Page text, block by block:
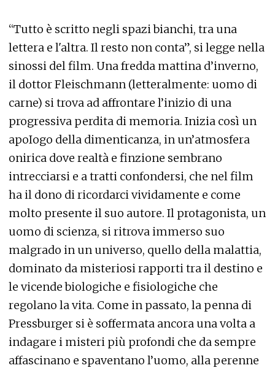
“Tutto è scritto negli spazi bianchi, tra una
lettera e l'altra. Il resto non conta”, si legge nella
sinossi del film. Una fredda mattina d’inverno,
il dottor Fleischmann (letteralmente: uomo di
carne) si trova ad affrontare l’inizio di una
progressiva perdita di memoria. Inizia così un
apoIogo della dimenticanza, in un’atmosfera
onirica dove realtà e finzione sembrano
intrecciarsi e a tratti confondersi, che nel film
ha il dono di ricordarci vividamente e come
molto presente il suo autore. Il protagonista, un
uomo di scienza, si ritrova immerso suo
malgrado in un universo, quello della malattia,
dominato da misteriosi rapporti tra il destino e
le vicende biologiche e fisiologiche che
regolano la vita. Come in passato, la penna di
Pressburger si è soffermata ancora una volta a
indagare i misteri più profondi che da sempre
affascinano e spaventano l’uomo, alla perenne